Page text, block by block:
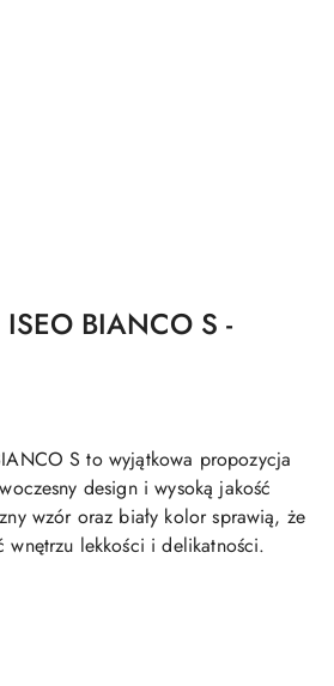
BIANCO S -
S to wyjątkowa propozycja
design i wysoką jakość
wzór oraz biały kolor sprawią, że
wnętrzu lekkości i delikatności.